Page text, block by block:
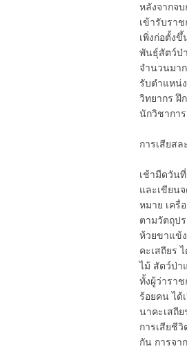
หลังจากจ
เข้ารับรา
เพิ่งก่อตั้ง
พันธุ์สัตว์ป่
จำนวนมา
รับตำแหน่
วิทยากร ฝึ
นักวิชากา
การเสียส
เช้ามืดวัน
และเขียน
หมาย เครื่
ตามวัตถุป
ห้วยขาแข้
คะเสถียร
ไม้ สัตว์ป่า
ทั้งผู้ว่ารา
ร้อยคน ได้
นาคะเสถี
การเสียชี
กัน การจา